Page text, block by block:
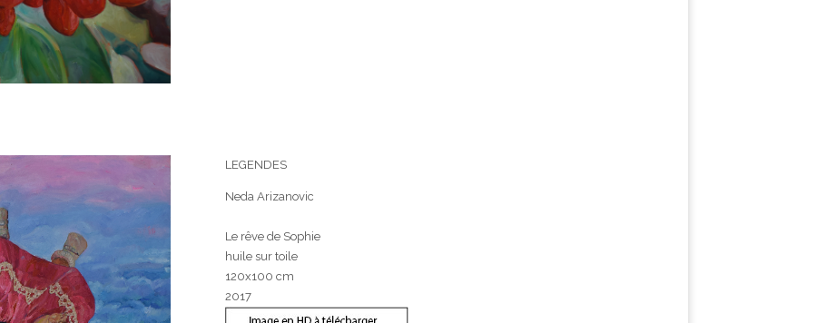
LEGENDES
Neda Arizanovic
Le rêve de Sophie
huile sur toile
120x100 cm
2017